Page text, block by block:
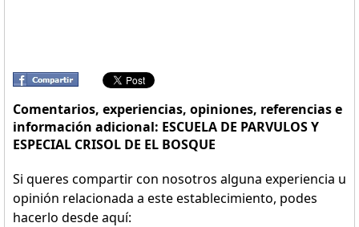
Comentarios, experiencias, opiniones, referencias e
información adicional: ESCUELA DE PARVULOS Y
ESPECIAL CRISOL DE EL BOSQUE
Si queres compartir con nosotros alguna experiencia u
opinión relacionada a este establecimiento, podes
hacerlo desde aquí: